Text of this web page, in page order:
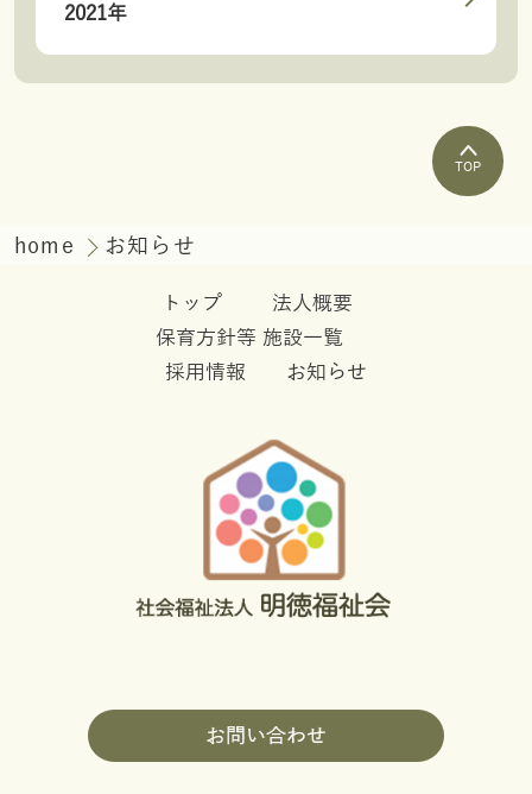
2021年
TOP
home お知らせ
トップ
法人概要
保育方針等 施設一覧
採用情報
お知らせ
お問い合わせ